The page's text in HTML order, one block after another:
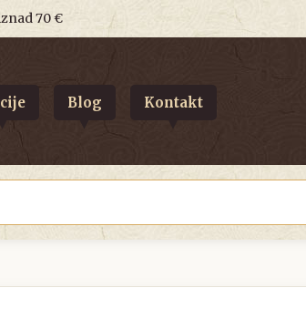
70 €
Blog Kontakt